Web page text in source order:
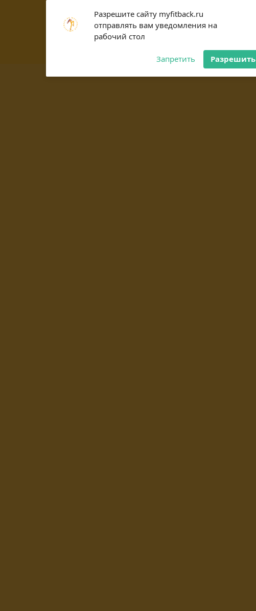
Разрешите сайту myfitback.ru
отправлять вам уведомления на
рабочий стол
Запретить Разрешить
notifications!
To enable permission prompts, click
on the notification icon